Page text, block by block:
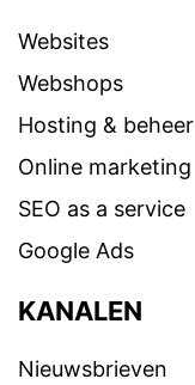
Websites
Webshops
Hosting & beheer
Online marketing
SEO as a service
Google Ads
KANALEN
Nieuwsbrieven